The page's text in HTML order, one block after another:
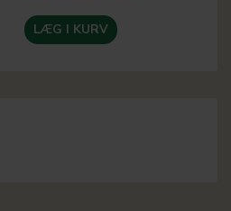
LÆG I KURV